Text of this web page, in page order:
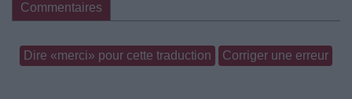
Commentaires
Dire «merci» pour cette traduction Corriger une erreur